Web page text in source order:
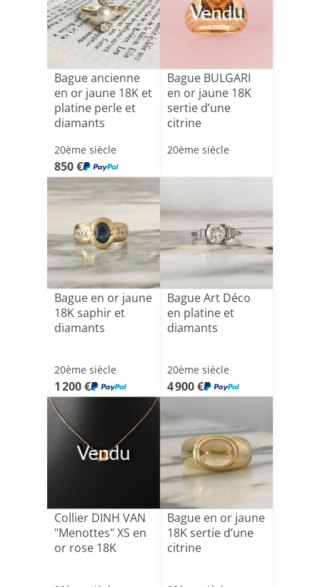
Bague ancienne
en or jaune 18K et
platine perle et
diamants
20ème siècle
850 €
Vendu
Bague BULGARI
en or jaune 18K
sertie d’une
citrine
20ème siècle
Bague en or jaune
18K saphir et
diamants
20ème siècle
1 200 €
Bague Art Déco
en platine et
diamants
20ème siècle
4 900 €
Vendu
Collier DINH VAN
"Menottes" XS en
or rose 18K
Bague en or jaune
18K sertie d’une
citrine